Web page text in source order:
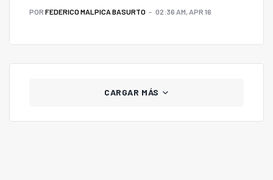
POR FEDERICO MALPICA BASURTO 02:36 AM, APR 16
CARGAR MÁS